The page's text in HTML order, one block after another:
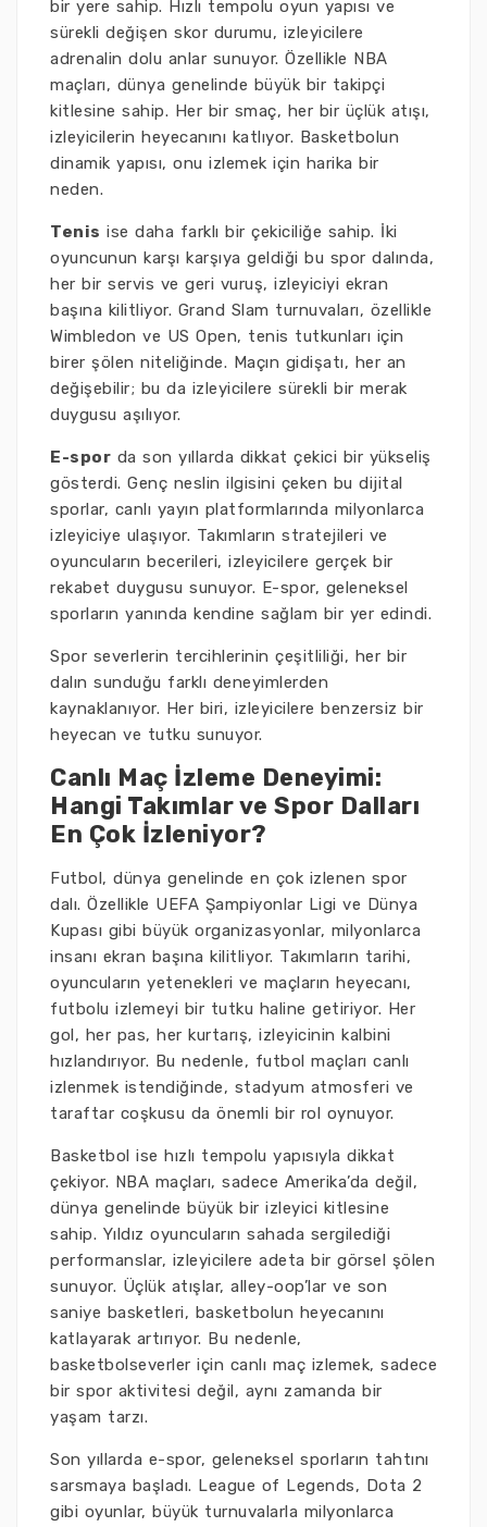
bir yere sahip. Hızlı tempolu oyun yapısı ve
sürekli değişen skor durumu, izleyicilere
adrenalin dolu anlar sunuyor. Özellikle NBA
maçları, dünya genelinde büyük bir takipçi
kitlesine sahip. Her bir smaç, her bir üçlük atışı,
izleyicilerin heyecanını katlıyor. Basketbolun
dinamik yapısı, onu izlemek için harika bir
neden.
Tenis ise daha farklı bir çekiciliğe sahip. İki
oyuncunun karşı karşıya geldiği bu spor dalında,
her bir servis ve geri vuruş, izleyiciyi ekran
başına kilitliyor. Grand Slam turnuvaları, özellikle
Wimbledon ve US Open, tenis tutkunları için
birer şölen niteliğinde. Maçın gidişatı, her an
değişebilir; bu da izleyicilere sürekli bir merak
duygusu aşılıyor.
E-spor da son yıllarda dikkat çekici bir yükseliş
gösterdi. Genç neslin ilgisini çeken bu dijital
sporlar, canlı yayın platformlarında milyonlarca
izleyiciye ulaşıyor. Takımların stratejileri ve
oyuncuların becerileri, izleyicilere gerçek bir
rekabet duygusu sunuyor. E-spor, geleneksel
sporların yanında kendine sağlam bir yer edindi.
Spor severlerin tercihlerinin çeşitliliği, her bir
dalın sunduğu farklı deneyimlerden
kaynaklanıyor. Her biri, izleyicilere benzersiz bir
heyecan ve tutku sunuyor.
Canlı Maç İzleme Deneyimi:
Hangi Takımlar ve Spor Dalları
En Çok İzleniyor?
Futbol, dünya genelinde en çok izlenen spor
dalı. Özellikle UEFA Şampiyonlar Ligi ve Dünya
Kupası gibi büyük organizasyonlar, milyonlarca
insanı ekran başına kilitliyor. Takımların tarihi,
oyuncuların yetenekleri ve maçların heyecanı,
futbolu izlemeyi bir tutku haline getiriyor. Her
gol, her pas, her kurtarış, izleyicinin kalbini
hızlandırıyor. Bu nedenle, futbol maçları canlı
izlenmek istendiğinde, stadyum atmosferi ve
taraftar coşkusu da önemli bir rol oynuyor.
Basketbol ise hızlı tempolu yapısıyla dikkat
çekiyor. NBA maçları, sadece Amerika’da değil,
dünya genelinde büyük bir izleyici kitlesine
sahip. Yıldız oyuncuların sahada sergilediği
performanslar, izleyicilere adeta bir görsel şölen
sunuyor. Üçlük atışlar, alley-oop’lar ve son
saniye basketleri, basketbolun heyecanını
katlayarak artırıyor. Bu nedenle,
basketbolseverler için canlı maç izlemek, sadece
bir spor aktivitesi değil, aynı zamanda bir
yaşam tarzı.
Son yıllarda e-spor, geleneksel sporların tahtını
sarsmaya başladı. League of Legends, Dota 2
gibi oyunlar, büyük turnuvalarla milyonlarca